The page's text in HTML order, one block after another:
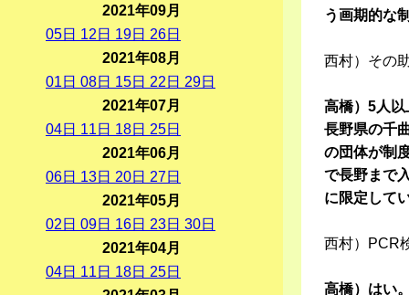
う画期的な
西村）その
高橋）5人
長野県の千
の団体が制
で長野まで
に限定して
西村）PCR
高橋）はい
2021年09月
05日 12 日 19日 26日
2021年08月
01 日 08日 15日 22 日 29日
2021年07月
04日 11 日 18日 25日
2021年06月
06日 13日 20日 27日
2021年05月
02 日 09日 16日 23日 30日
2021年04月
04日 11 日 18日 25日